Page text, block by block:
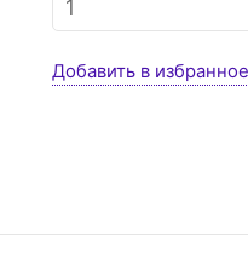
Добавить в избранное